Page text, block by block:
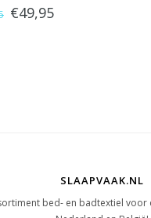
€49,95
SLAAPVAAK.NL
bed- en badtextiel voor